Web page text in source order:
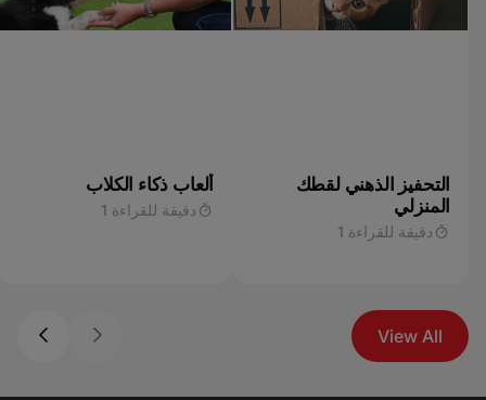
التحفيز الذهني لقطك
المنزلي
دقيقة للقراءة 1
ألعاب ذكاء الكلاب
دقيقة للقراءة 1
View All